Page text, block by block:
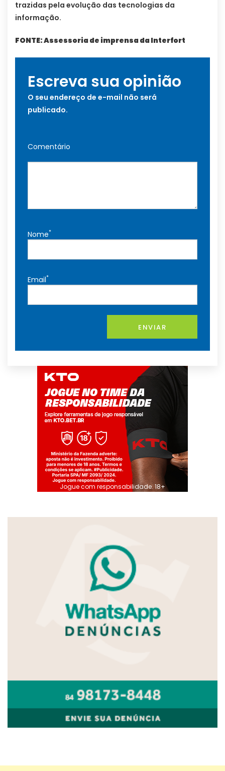
trazidas pela evolução das tecnologias da
informação.
FONTE: Assessoria de imprensa da Interfort
Escreva sua opinião
O seu endereço de e-mail não será
publicado.
Comentário
Nome*
Email*
ENVIAR
Jogue com responsabilidade. 18+